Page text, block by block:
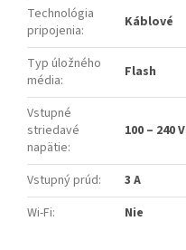
Technológia
pripojenia: Káblové
Typ úložného
média: Flash
Vstupné
striedavé
napätie:
100 – 240 V
Vstupný prúd:
3 A
Wi-Fi: Nie